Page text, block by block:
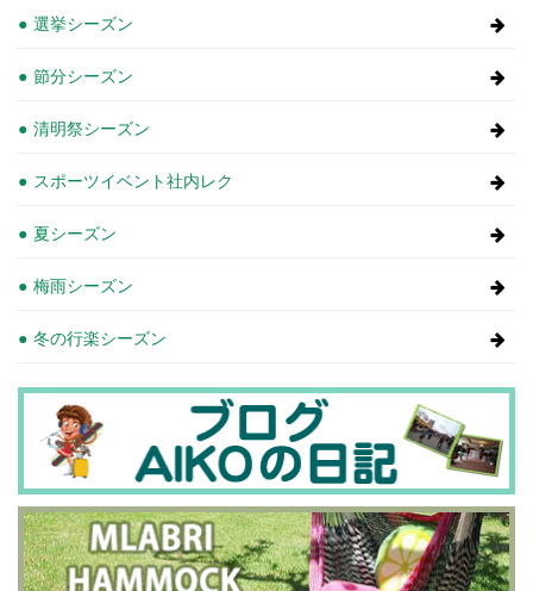
選挙シーズン
節分シーズン
清明祭シーズン
スポーツイベント社内レク
夏シーズン
梅雨シーズン
冬の行楽シーズン